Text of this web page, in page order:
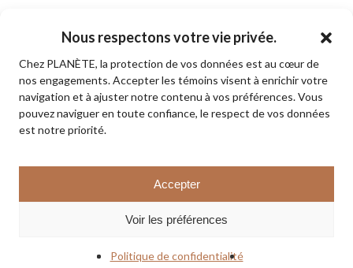
Nous respectons votre vie privée.
Chez PLANÈTE, la protection de vos données est au cœur de
nos engagements. Accepter les témoins visent à enrichir votre
navigation et à ajuster notre contenu à vos préférences. Vous
pouvez naviguer en toute confiance, le respect de vos données
est notre priorité.
Accepter
Voir les préférences
Politique de confidentialité
Sous-total: 0,00$
VOIR LE PANIER
CENTRE D’AIDE
Termes et conditions de vente
Retours et remboursements
Politique de confidentialité
Contact
© 2026 PLANÈTE CYCLE & SKI. Tous droits réservés.